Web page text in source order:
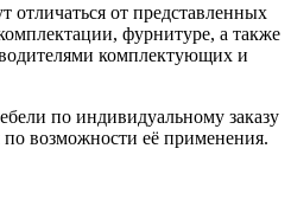
отличаться от представленных
фурнитуре, а также
комплектующих и
по индивидуальному заказу
возможности её применения.